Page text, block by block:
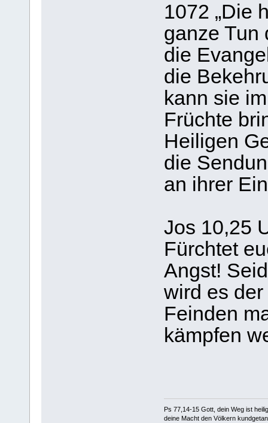
1072 „Die
ganze Tun
die
die
kann sie
Früchte
Heiligen
die
an ihrer
Jos 10,25
Fürchtet
Angst!
wird es
Feinden
kämpfen
Ps 77,14-15 Gott, dein Weg ist
deine Macht den Völkern